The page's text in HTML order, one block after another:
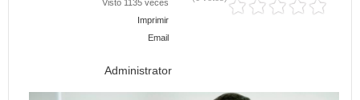
Visto 1135 veces
Imprimir
Email
Administrator